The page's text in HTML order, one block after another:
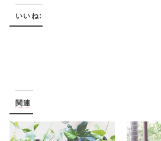
いいね:
関連